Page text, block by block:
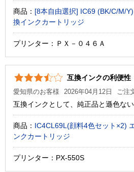
商品： [8本自由選択] IC69 (BK/C/M/Y) 顔料エプソン[Epson]互
換インクカートリッジ
プリンター：ＰＸ－０４６Ａ
互換インクの利便性
愛知県のお客様 2026年04月12日 ご注
互換インクとして、純正品と遜色ない
商品： IC4CL69L(顔料4色セット×2)
ンクカートリッジ
プリンター：PX-550S